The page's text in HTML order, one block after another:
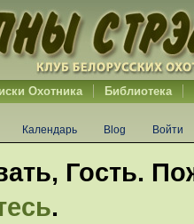
Охотника Библиотека
Календарь Blog Войти
Гость.
.